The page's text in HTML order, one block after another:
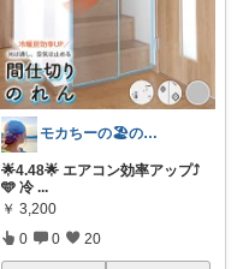
モカちーの🏖️のんびりライフ🐈✨
🌟4.48🌟 エアコン効率アップ⤴️
🩵 冷 ...
￥ 3,200
0 0 20